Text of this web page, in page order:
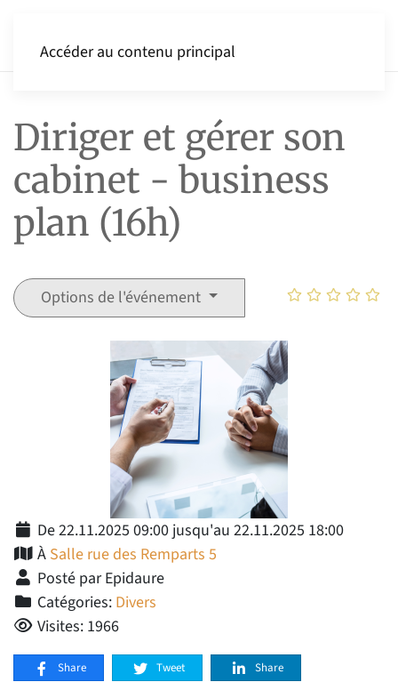
Accéder au contenu principal
Diriger et gérer son
cabinet - business
plan (16h)
Options de l'événement
De 22.11.2025 09:00 jusqu'au 22.11.2025 18:00
À Salle rue des Remparts 5
Posté par Epidaure
Catégories: Divers
Visites: 1966
Share Tweet
Share